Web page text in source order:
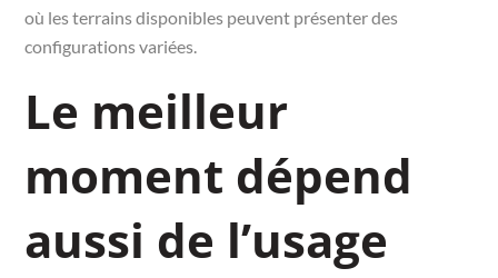
où les terrains disponibles peuvent présenter des
configurations variées.
Le meilleur
moment dépend
aussi de l’usage